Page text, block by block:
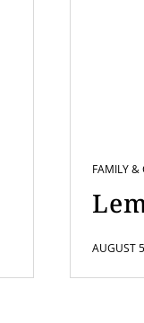
FAMILY &
AUGUST